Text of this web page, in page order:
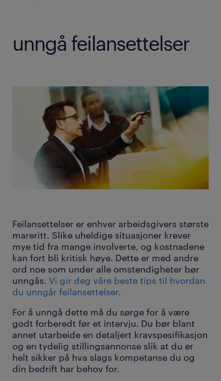
unngå feilansettelser
Feilansettelser er enhver arbeidsgivers største
mareritt. Slike uheldige situasjoner krever
mye tid fra mange involverte, og kostnadene
kan fort bli kritisk høye. Dette er med andre
ord noe som under alle omstendigheter bør
unngås. Vi gir deg våre beste tips til hvordan
du unngår feilansettelser.
For å unngå dette må du sørge for å være
godt forberedt før et intervju. Du bør blant
annet utarbeide en detaljert kravspesifikasjon
og en tydelig stillingsannonse slik at du er
helt sikker på hva slags kompetanse du og
din bedrift har behov for.